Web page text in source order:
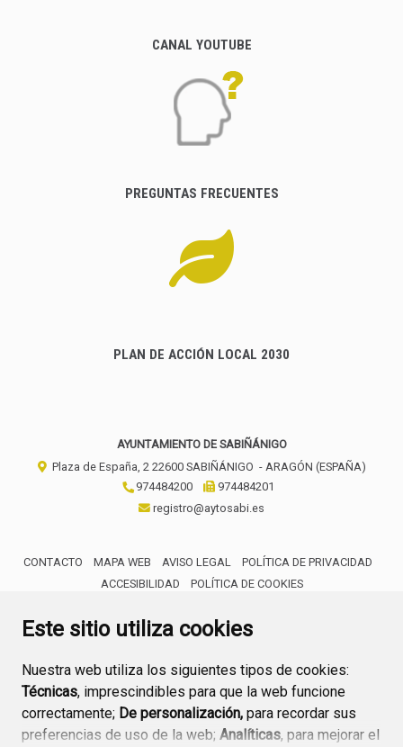
Este sitio utiliza cookies
Nuestra web utiliza los siguientes tipos de cookies:
Técnicas, imprescindibles para que la web funcione
correctamente; De personalización, para recordar sus
preferencias de uso de la web; Analíticas, para mejorar el
CANAL YOUTUBE
PREGUNTAS FRECUENTES
PLAN DE ACCIÓN LOCAL 2030
AYUNTAMIENTO DE SABIÑÁNIGO
Plaza de España, 2 22600 SABIÑÁNIGO - ARAGÓN (ESPAÑA)
974484200
974484201
registro@aytosabi.es
CONTACTO MAPA WEB AVISO LEGAL
POLÍTICA DE PRIVACIDAD
ACCESIBILIDAD
POLÍTICA DE COOKIES